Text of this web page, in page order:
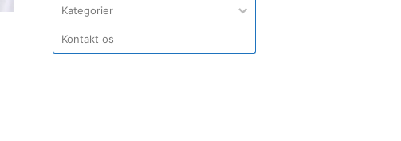
Kategorier
Kontakt os